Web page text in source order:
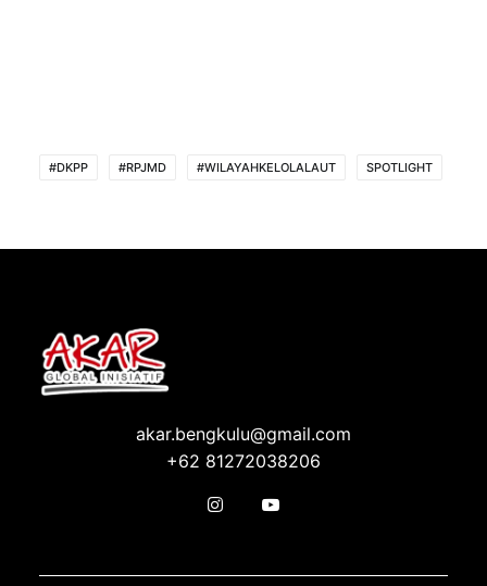
#DKPP #RPJMD #WILAYAHKELOLALAUT SPOTLIGHT
akar.bengkulu@gmail.com
+62 81272038206